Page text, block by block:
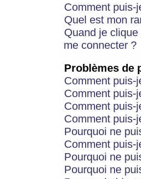
Comment puis-
Quel est mon
Quand je clique
me connecter ?
Problèmes de
Comment puis-
Comment puis-
Comment puis-
Comment puis-
Pourquoi ne
Comment puis-
Pourquoi ne
Pourquoi ne